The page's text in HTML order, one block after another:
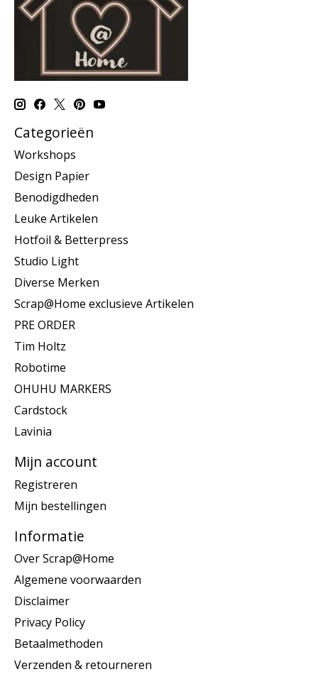
Categorieën
Workshops
Design Papier
Benodigdheden
Leuke Artikelen
Hotfoil & Betterpress
Studio Light
Diverse Merken
Scrap@Home exclusieve Artikelen
PRE ORDER
Tim Holtz
Robotime
OHUHU MARKERS
Cardstock
Lavinia
Mijn account
Registreren
Mijn bestellingen
Informatie
Over Scrap@Home
Algemene voorwaarden
Disclaimer
Privacy Policy
Betaalmethoden
Verzenden & retourneren